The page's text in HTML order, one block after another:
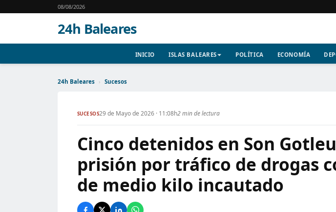
08/08/2026
24h Baleares
INICIO ISLAS BALEARES POLÍTICA ECONOMÍA
24h Baleares › Sucesos
SUCESOS29 de Mayo de 2026 · 11:08h2 min de lectura
Cinco detenidos en Son
prisión por tráfico de drogas
de medio kilo incautado